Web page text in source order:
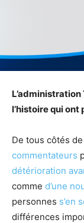
L’administration
l’histoire qui ont
De tous côtés
commentateurs
détérioration
comme d’une
personnes s’en
différences